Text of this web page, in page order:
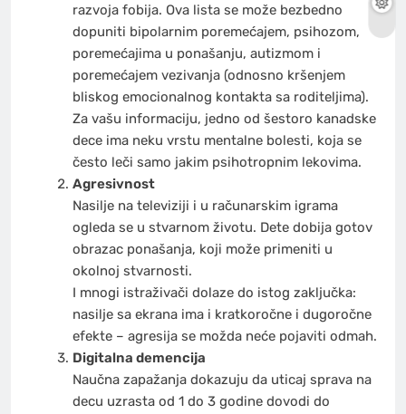
razvoja fobija. Ova lista se može bezbedno
dopuniti bipolarnim poremećajem, psihozom,
poremećajima u ponašanju, autizmom i
poremećajem vezivanja (odnosno kršenjem
bliskog emocionalnog kontakta sa roditeljima).
Za vašu informaciju, jedno od šestoro kanadske
dece ima neku vrstu mentalne bolesti, koja se
često leči samo jakim psihotropnim lekovima.
Agresivnost
Nasilje na televiziji i u računarskim igrama
ogleda se u stvarnom životu. Dete dobija gotov
obrazac ponašanja, koji može primeniti u
okolnoj stvarnosti.
I mnogi istraživači dolaze do istog zaključka:
nasilje sa ekrana ima i kratkoročne i dugoročne
efekte – agresija se možda neće pojaviti odmah.
Digitalna demencija
Naučna zapažanja dokazuju da uticaj sprava na
decu uzrasta od 1 do 3 godine dovodi do